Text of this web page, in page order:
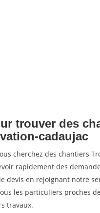
trouver des
cadaujac
cherchez des chantiers
rapidement des
devis en rejoignant notre
les particuliers proches
travaux.